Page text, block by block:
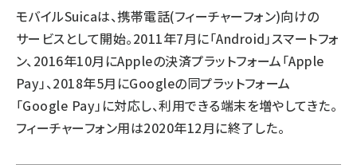
モバイルSuicaは、携帯電話(フィーチャーフォン)向けの
サービスとして開始。2011年7月に「Android」スマートフォ
ン、2016年10月にAppleの決済プラットフォーム「Apple
Pay」、2018年5月にGoogleの同プラットフォーム
「Google Pay」に対応し、利用できる端末を増やしてきた。
フィーチャーフォン用は2020年12月に終了した。